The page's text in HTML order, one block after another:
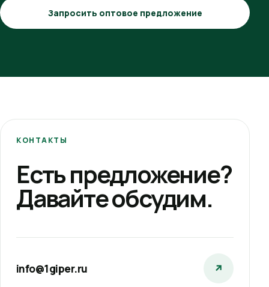
Запросить оптовое предложение
КОНТАКТЫ
Есть предложение?
Давайте обсудим.
info@1giper.ru ↗